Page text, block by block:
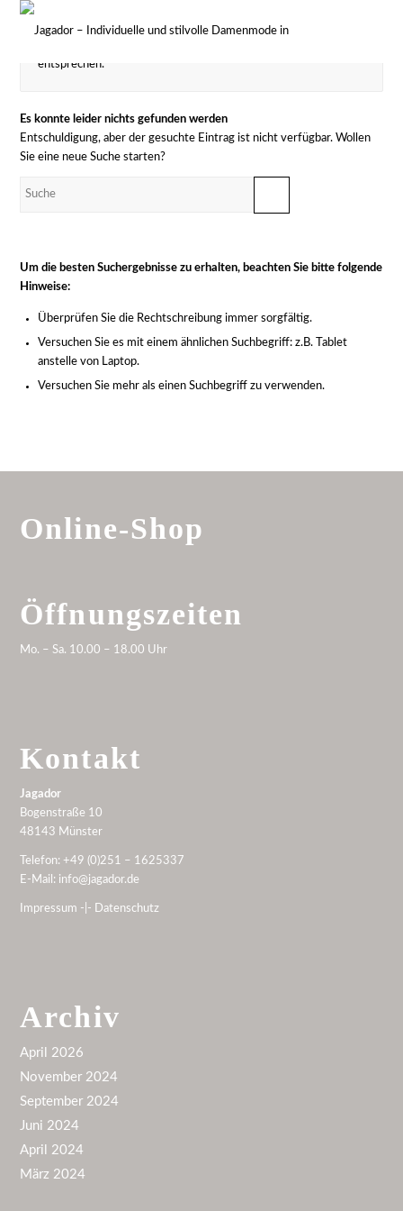
entsprechen.
Es konnte leider nichts gefunden werden
Entschuldigung, aber der gesuchte Eintrag ist nicht verfügbar. Wollen
Sie eine neue Suche starten?
Um die besten Suchergebnisse zu erhalten, beachten Sie bitte folgende
Hinweise:
Überprüfen Sie die Rechtschreibung immer sorgfältig.
Versuchen Sie es mit einem ähnlichen Suchbegriff: z.B. Tablet
anstelle von Laptop.
Versuchen Sie mehr als einen Suchbegriff zu verwenden.
Online-Shop
Öffnungszeiten
Mo. – Sa. 10.00 – 18.00 Uhr
Kontakt
Jagador
Bogenstraße 10
48143 Münster
Telefon: +49 (0)251 – 1625337
E-Mail: info@jagador.de
Impressum -|- Datenschutz
Archiv
April 2026
November 2024
September 2024
Juni 2024
April 2024
März 2024